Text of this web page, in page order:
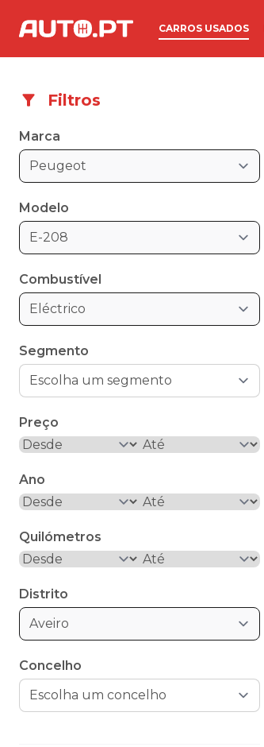
CARROS USADOS
Filtros
Marca
Peugeot
Modelo
E-208
Combustível
Eléctrico
Segmento
Preço
Ano
Quilómetros
Distrito
Aveiro
Concelho